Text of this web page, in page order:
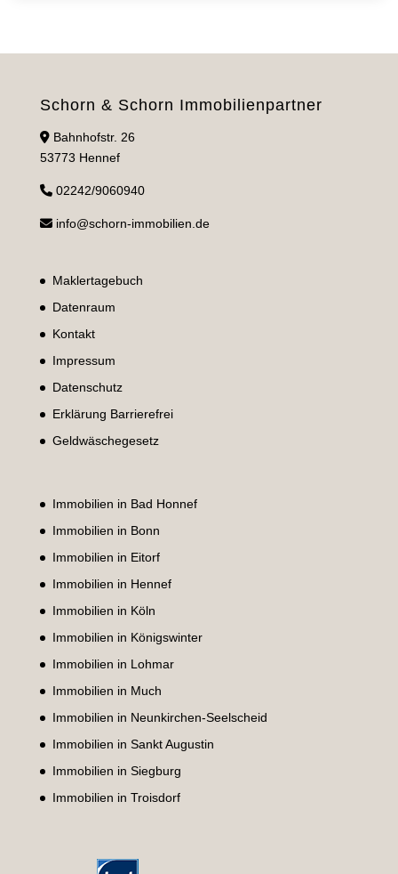
Schorn & Schorn Immobilienpartner
Bahnhofstr. 26
53773 Hennef
02242/9060940
info@schorn-immobilien.de
Maklertagebuch
Datenraum
Kontakt
Impressum
Datenschutz
Erklärung Barrierefrei
Geldwäschegesetz
Immobilien in Bad Honnef
Immobilien in Bonn
Immobilien in Eitorf
Immobilien in Hennef
Immobilien in Köln
Immobilien in Königswinter
Immobilien in Lohmar
Immobilien in Much
Immobilien in Neunkirchen-Seelscheid
Immobilien in Sankt Augustin
Immobilien in Siegburg
Immobilien in Troisdorf